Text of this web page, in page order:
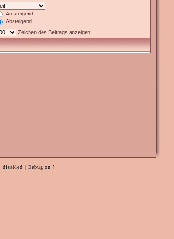
Aufsteigend
Absteigend
Zeichen des Beitrags anzeigen
disabled | Debug on ]